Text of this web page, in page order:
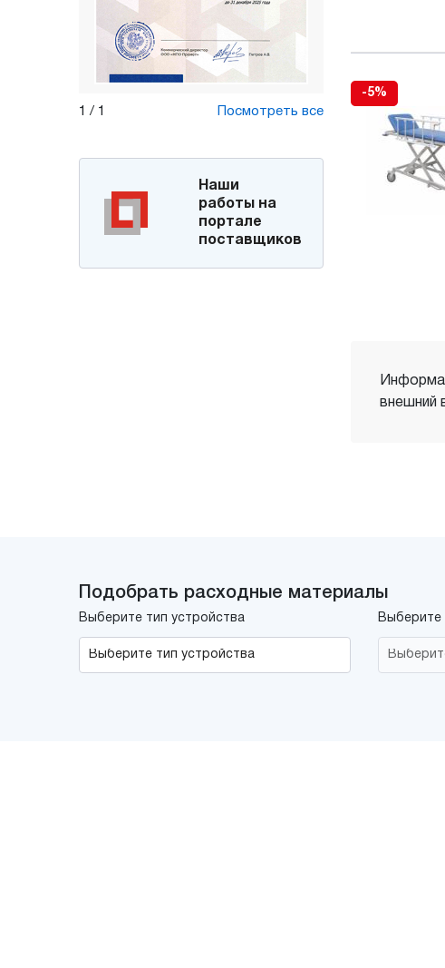
1 / 1 Посмотреть все
Наши
работы на
портале
поставщиков
-5%
внешний
Подобрать расходные материалы
Выберите тип устройства Выберите